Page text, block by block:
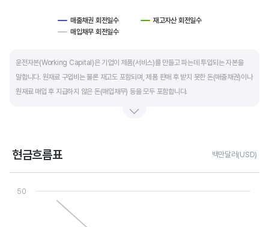
매출채권 회전일수
재고자산 회전일수
매입채무 회전일수
운전자본(Working Capital)은 기업이 제품(서비스)를 만들고 파는데 투입되는 자본을
말합니다. 원재료 구입비는 물론 재고도 포함되며, 제품 판매 후 받지 못한 돈(매출채권)이나
원재료 매입 후 지급하지 않은 돈(매입채무) 등을 모두 포함합니다.
높습니다. 따라서 운전자본 규모 보다는 현금이 잘 돌고 있는지를 확인할 수 있는 운전자본
운전자본 회전일수는 낮을 수록 좋습니다. 운전자본 회전일수가 낮으면 회사의 현금 회전이
빠릅니다. 현금 → 원재료 → 제품 → 매출채권 → 현금으로 회수되는 기간이 짧아 회사의
자금 운영에 유리합니다.
현금흐름표 백만달러(USD)
Chart
View as data table, Chart
The chart has 1 X axis displaying categories.
The chart has 1 Y axis displaying values. Data ranges from -
50